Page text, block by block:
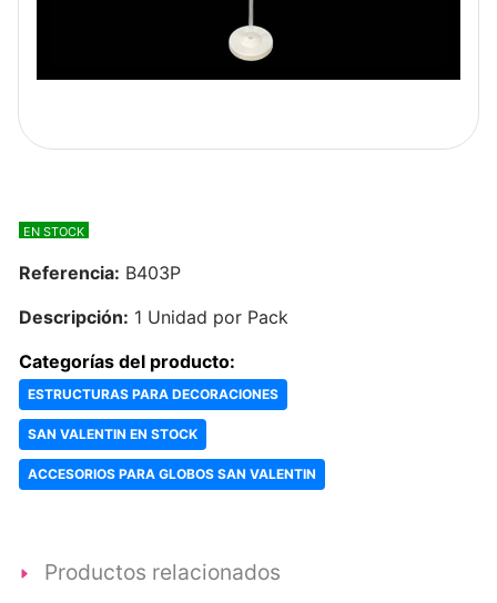
EN STOCK
Referencia: B403P
Descripción: 1 Unidad por Pack
Categorías del producto:
ESTRUCTURAS PARA DECORACIONES
SAN VALENTIN EN STOCK
ACCESORIOS PARA GLOBOS SAN VALENTIN
Productos relacionados